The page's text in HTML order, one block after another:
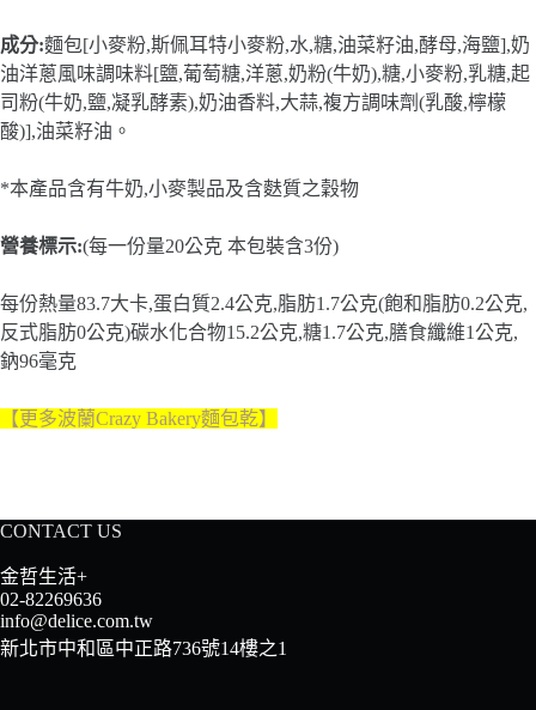
成分:麵包[小麥粉,斯佩耳特小麥粉,水,糖,油菜籽油,酵母,海鹽],奶
油洋蔥風味調味料[鹽,葡萄糖,洋蔥,奶粉(牛奶),糖,小麥粉,乳糖,起
司粉(牛奶,鹽,凝乳酵素),奶油香料,大蒜,複方調味劑(乳酸,檸檬
酸)],油菜籽油。
*本產品含有牛奶,小麥製品及含麩質之穀物
營養標示:(每一份量20公克 本包裝含3份)
每份熱量83.7大卡,蛋白質2.4公克,脂肪1.7公克(飽和脂肪0.2公克,
反式脂肪0公克)碳水化合物15.2公克,糖1.7公克,膳食纖維1公克,
鈉96毫克
【更多波蘭Crazy Bakery麵包乾】
CONTACT US
金哲生活+
02-82269636
info@delice.com.tw
新北市中和區中正路736號14樓之1